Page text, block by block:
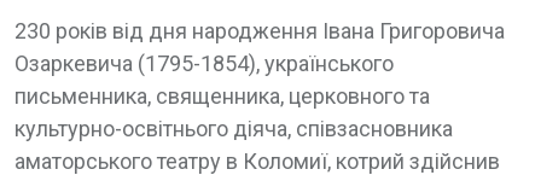
230 років від дня народження Івана Григоровича
Озаркевича (1795-1854), українського
письменника, священника, церковного та
культурно-освітнього діяча, співзасновника
аматорського театру в Коломиї, котрий здійснив